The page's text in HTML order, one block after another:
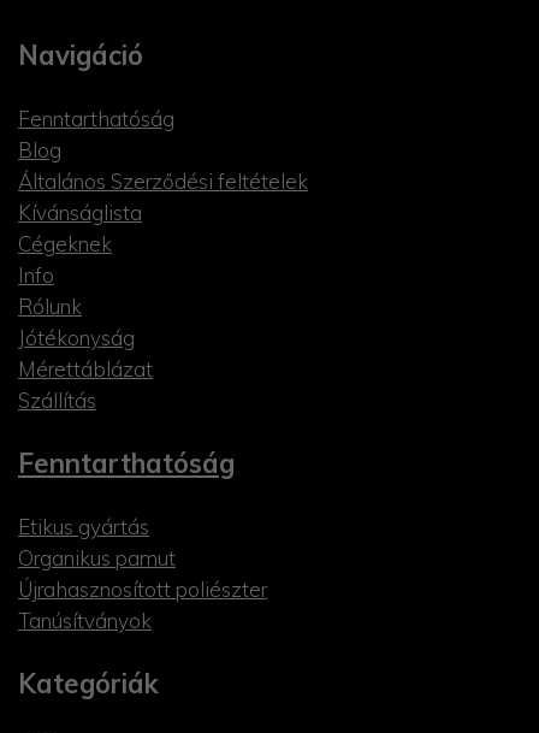
Navigáció
Fenntarthatóság
Blog
Általános Szerződési feltételek
Kívánságlista
Cégeknek
Info
Rólunk
Jótékonyság
Mérettáblázat
Szállítás
Fenntarthatóság
Etikus gyártás
Organikus pamut
Újrahasznosított poliészter
Tanúsítványok
Kategóriák